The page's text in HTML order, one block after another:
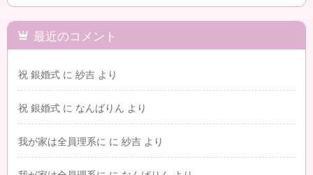
最近のコメント
祝 銀婚式 に 紗吉 より
祝 銀婚式 に なんばりん より
我が家は全員理系に に 紗吉 より